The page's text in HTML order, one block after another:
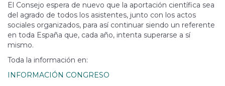
El Consejo espera de nuevo que la aportación científica sea
del agrado de todos los asistentes, junto con los actos
sociales organizados, para así continuar siendo un referente
en toda España que, cada año, intenta superarse a sí
mismo.
Toda la información en:
INFORMACIÓN CONGRESO